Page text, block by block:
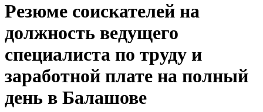
Резюме соискателей на
должность ведущего
специалиста по труду и
заработной плате на полный
день в Балашове